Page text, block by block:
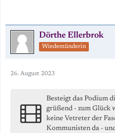
Dörthe Ellerbrok
Wiedemünderin
26. August 2023
Besteigt das Podium
grüßend - zum Glück
keine Vetreter der
Kommunisten da -